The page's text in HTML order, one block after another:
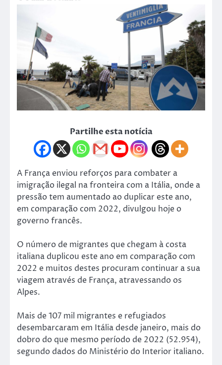
Partilhe esta notícia
A França enviou reforços para combater a
imigração ilegal na fronteira com a Itália, onde a
pressão tem aumentado ao duplicar este ano,
em comparação com 2022, divulgou hoje o
governo francês.
O número de migrantes que chegam à costa
italiana duplicou este ano em comparação com
2022 e muitos destes procuram continuar a sua
viagem através de França, atravessando os
Alpes.
Mais de 107 mil migrantes e refugiados
desembarcaram em Itália desde janeiro, mais do
dobro do que mesmo período de 2022 (52.954),
segundo dados do Ministério do Interior italiano.